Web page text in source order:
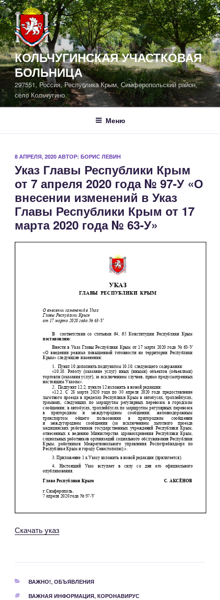
Перейти
к
содержимому
КОЛЬЧУГИНСКАЯ УЧАСТКОВАЯ
БОЛЬНИЦА
297551, Россия, Республика Крым, Симферопольский район,
село Кольчугино
Меню
ОПУБЛИКОВАНО
8 АПРЕЛЯ, 2020 АВТОР: БОРИС ЛЕВИН
Указ Главы Республики Крым
от 7 апреля 2020 года № 97-У «О
внесении изменений в Указ
Главы Республики Крым от 17
марта 2020 года № 63-У»
Скачать указ
РУБРИКИ
ВАЖНО!, ОБЪЯВЛЕНИЯ
МЕТКИ
ВАЖНАЯ ИНФОРМАЦИЯ, КОРОНАВИРУС